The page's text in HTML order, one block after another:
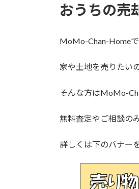
おうちの売
MoMo-Chan-Home
家や土地を売りたい
そんな方はMoMo-
無料査定やご相談の
詳しくは下のバナー